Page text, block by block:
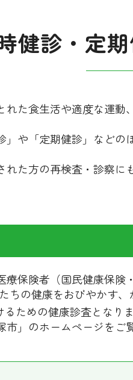
健診・定
た食生活や適度な運
や「定期健診」など
た方の再検査・診察に
療保険者（国民健康保
の健康をおびやかす
るための健康診査となり
」のホームページをご